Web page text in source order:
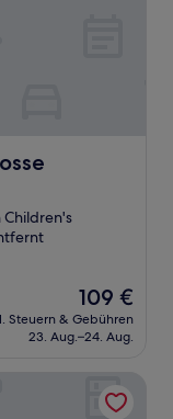
Children's
Der
Preis
beträgt
109 €
Steuern & Gebühren
23. Aug.–24. Aug.